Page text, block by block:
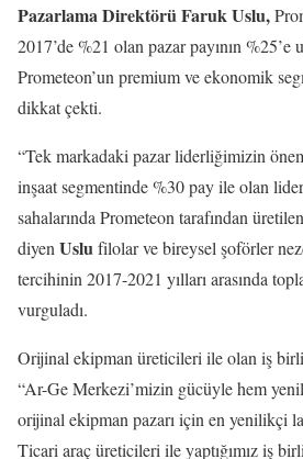
Pazarlama Direktörü Faruk Uslu,
2017’de %21 olan pazar payının %25’e
Prometeon’un premium ve ekonomik
dikkat çekti.
“Tek markadaki pazar liderliğimizin
inşaat segmentinde %30 pay ile olan
sahalarında Prometeon tarafından
diyen Uslufilolar ve bireysel şoförler
tercihinin 2017-2021 yılları arasında
vurguladı.
Orijinal ekipman üreticileri ile olan iş
“Ar-Ge Merkezi’mizin gücüyle hem
orijinal ekipman pazarı için en yenilikçi
Ticari araç üreticileri ile yaptığımız iş